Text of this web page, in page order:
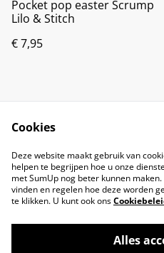
Pocket pop easter Scrump
Lilo & Stitch
€ 7,95
Cookies
Deze website maakt gebruik van
helpen te begrijpen hoe u onze
met SumUp nog beter kunnen
vinden en regelen hoe deze worden
te klikken. U kunt ook ons
Alles